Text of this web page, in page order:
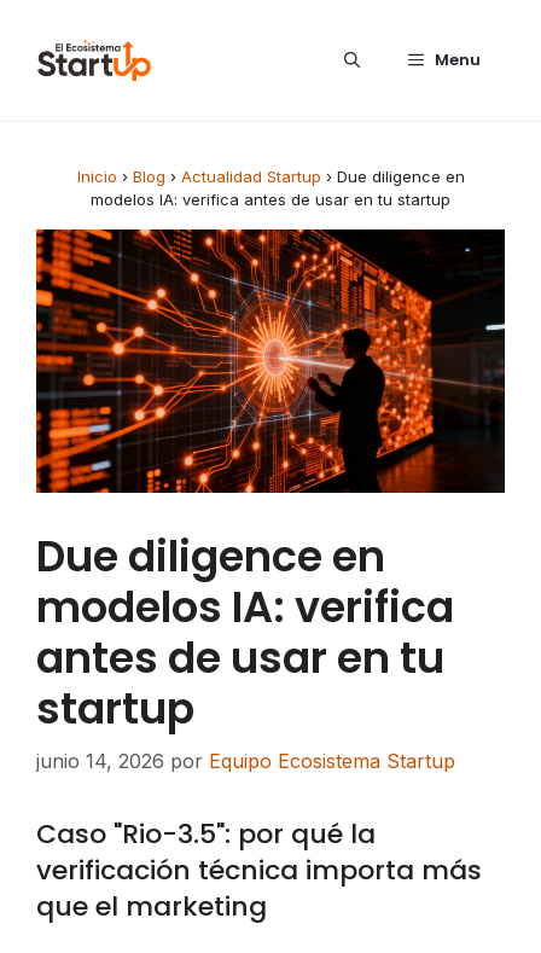
Menu
Inicio › Blog › Actualidad Startup › Due diligence en
modelos IA: verifica antes de usar en tu startup
Due diligence en
modelos IA: verifica
antes de usar en tu
startup
junio 14, 2026 por Equipo Ecosistema Startup
Caso "Rio-3.5": por qué la
verificación técnica importa más
que el marketing